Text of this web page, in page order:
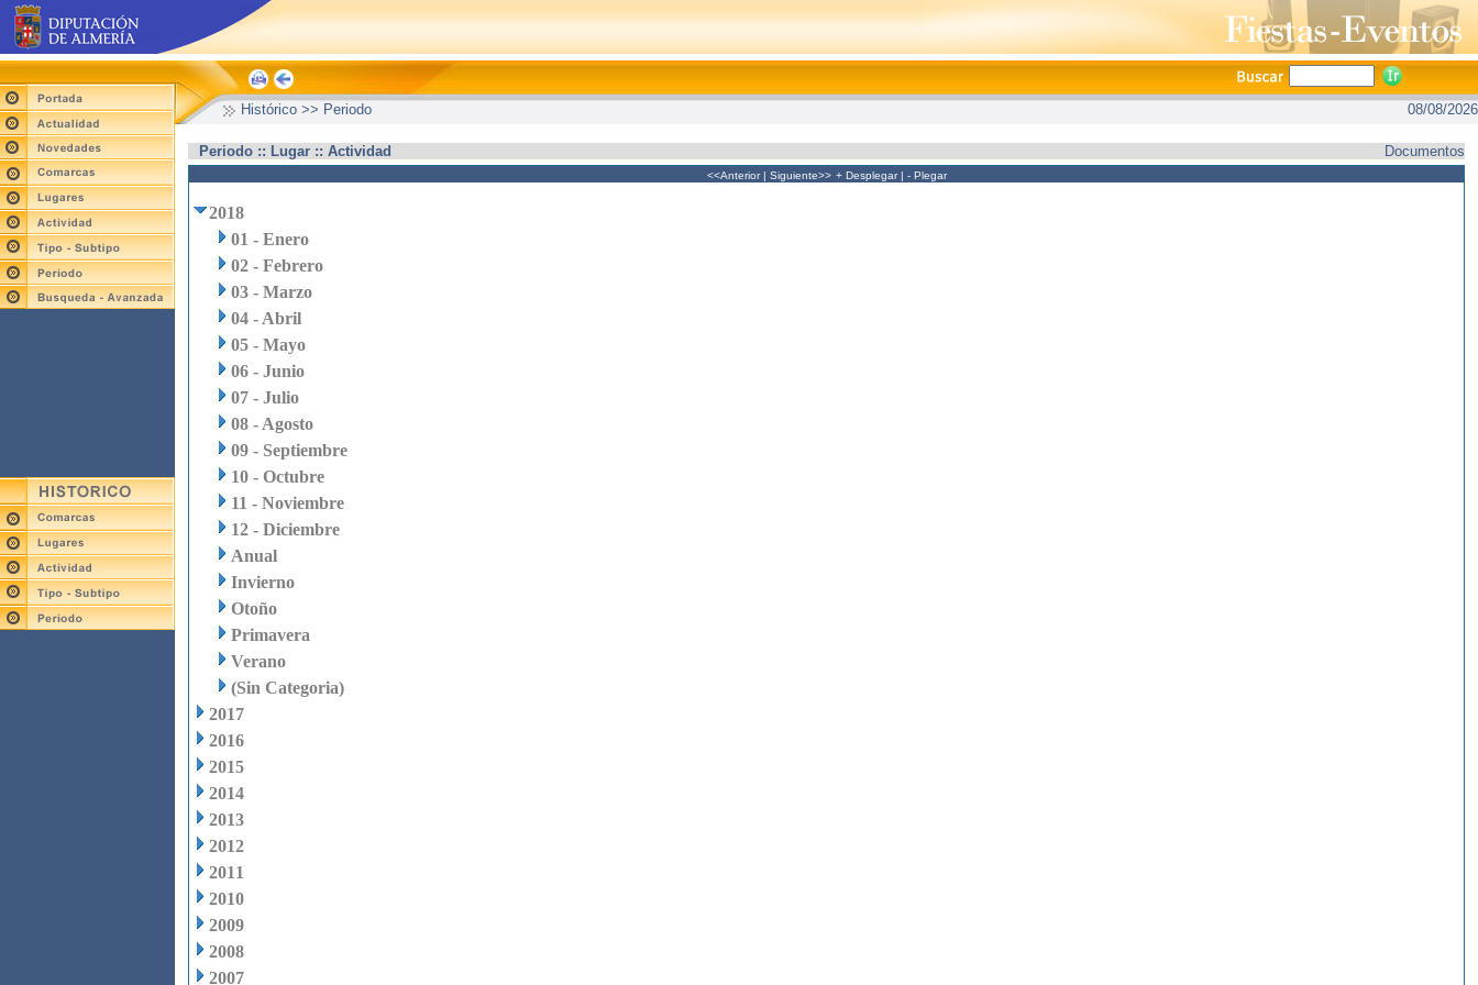
Histórico >> Periodo 08/08/2026
Periodo :: Lugar :: Actividad Documentos
<<Anterior| Siguiente>> + Desplegar| - Plegar
2018
01 - Enero
02 - Febrero
03 - Marzo
04 - Abril
05 - Mayo
06 - Junio
07 - Julio
08 - Agosto
09 - Septiembre
10 - Octubre
11 - Noviembre
12 - Diciembre
Anual
Invierno
Otoño
Primavera
Verano
(Sin Categoria)
2017
2016
2015
2014
2013
2012
2011
2010
2009
2008
2007